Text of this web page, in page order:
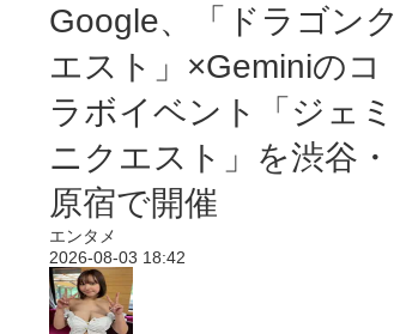
Google、「ドラゴンク
エスト」×Geminiのコ
ラボイベント「ジェミ
ニクエスト」を渋谷・
原宿で開催
エンタメ
2026-08-03 18:42